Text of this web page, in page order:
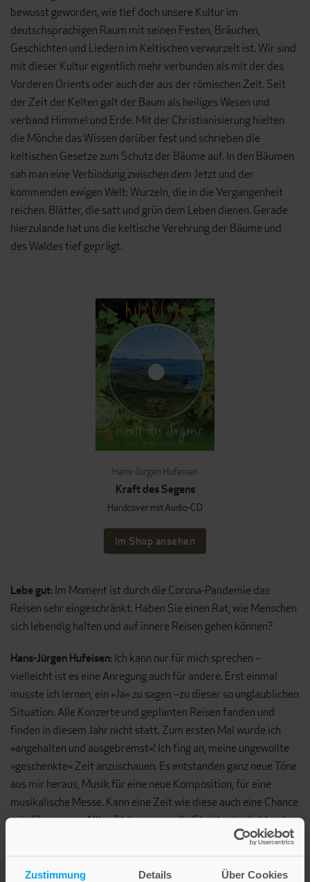
Zustimmung Details Über Cookies
bewusst geworden, wie tief doch unsere Kultur im
deutschsprachigen Raum mit seinen Festen, Bräuchen,
Geschichten und Liedern im Keltischen verwurzelt ist. Wir sind
mit dieser Kultur eigentlich mehr verbunden als mit der des
Vorderen Orients oder auch der aus der römischen Zeit. Seit
der Zeit der Kelten galt der Baum als heiliges Wesen und
verband Himmel und Erde. Mit der Christianisierung hielten
die Mönche das Wissen darüber fest und schrieben die
keltischen Gesetze zum Schutz der Bäume auf. In den Bäumen
sah man eine Verbindung zwischen dem Jetzt und der
kommenden ewigen Welt: Wurzeln, die in die Vergangenheit
reichen. Blätter, die satt und grün dem Leben dienen. Gerade
hierzulande hat uns die keltische Verehrung der Bäume und
des Waldes tief geprägt.
Hans-Jürgen Hufeisen
Kraft des Segens
Hardcover mit Audio-CD
Im Shop ansehen
Lebe gut:Im Moment ist durch die Corona-Pandemie das
Reisen sehr eingeschränkt. Haben Sie einen Rat, wie Menschen
sich lebendig halten und auf innere Reisen gehen können?
Hans-Jürgen Hufeisen:Ich kann nur für mich sprechen –
vielleicht ist es eine Anregung auch für andere. Erst einmal
musste ich lernen, ein »Ja« zu sagen –zu dieser so unglaublichen
Situation. Alle Konzerte und geplanten Reisen fanden und
finden in diesem Jahr nicht statt. Zum ersten Mal wurde ich
»angehalten und ausgebremst«! Ich fing an, meine ungewollte
»geschenkte« Zeit anzuschauen. Es entstanden ganz neue Töne
aus mir heraus, Musik für eine neue Komposition, für eine
musikalische Messe. Kann eine Zeit wie diese auch eine Chance
sein für unseren Alltag? Ich muss an die Steinkreise in Irland
denken. Die Steine liegen da, seit 3000 Jahren, sie tun nichts,
bewegen sich nicht fort. Doch ich kann meine Gedanken im
Steinkreis sammeln und neu ordnen und mit ihnen spielen,